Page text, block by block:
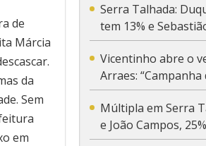
de
Márcia
da
Sem
em
Serra Talhada:
tem 13% e
Vicentinho abre o
Arraes:
Múltipla em Serra
e João Campos, 25%